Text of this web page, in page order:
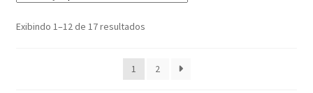
Exibindo 1–12 de 17 resultados
1 2